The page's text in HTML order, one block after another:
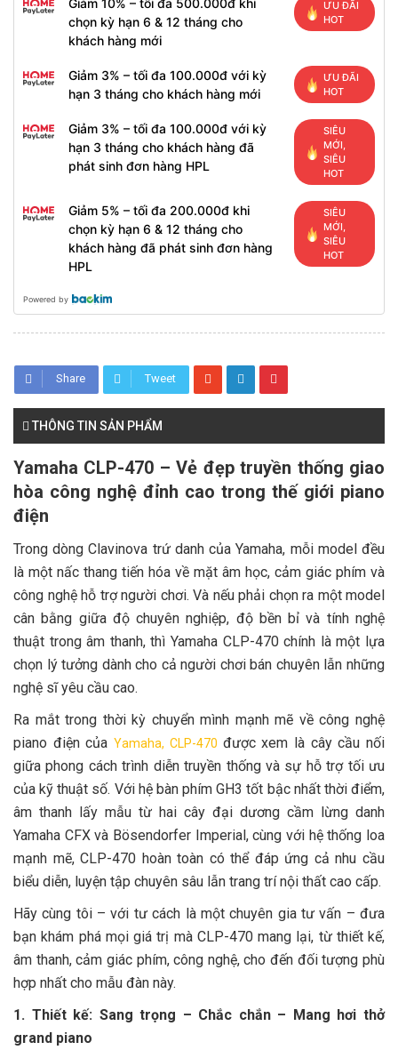
Giảm 10% – tối đa 500.000đ khi
chọn kỳ hạn 6 & 12 tháng cho
khách hàng mới
ƯU ĐÃI
HOT
Giảm 3% – tối đa 100.000đ với kỳ
hạn 3 tháng cho khách hàng mới
ƯU ĐÃI
HOT
Giảm 3% – tối đa 100.000đ với kỳ
hạn 3 tháng cho khách hàng đã
phát sinh đơn hàng HPL
SIÊU
MỚI,
SIÊU
HOT
Giảm 5% – tối đa 200.000đ khi
chọn kỳ hạn 6 & 12 tháng cho
khách hàng đã phát sinh đơn hàng
HPL
SIÊU
MỚI,
SIÊU
HOT
Powered by
Share Tweet
THÔNG TIN SẢN PHẨM
Yamaha CLP-470 – Vẻ đẹp truyền thống giao
hòa công nghệ đỉnh cao trong thế giới piano
điện
Trong dòng Clavinova trứ danh của Yamaha, mỗi model đều
là một nấc thang tiến hóa về mặt âm học, cảm giác phím và
công nghệ hỗ trợ người chơi. Và nếu phải chọn ra một model
cân bằng giữa độ chuyên nghiệp, độ bền bỉ và tính nghệ
thuật trong âm thanh, thì Yamaha CLP-470 chính là một lựa
chọn lý tưởng dành cho cả người chơi bán chuyên lẫn những
nghệ sĩ yêu cầu cao.
Ra mắt trong thời kỳ chuyển mình mạnh mẽ về công nghệ
piano điện củaYamaha, CLP-470 được xem là cây cầu nối
giữa phong cách trình diễn truyền thống và sự hỗ trợ tối ưu
của kỹ thuật số. Với hệ bàn phím GH3 tốt bậc nhất thời điểm,
âm thanh lấy mẫu từ hai cây đại dương cầm lừng danh
Yamaha CFX và Bösendorfer Imperial, cùng với hệ thống loa
mạnh mẽ, CLP-470 hoàn toàn có thể đáp ứng cả nhu cầu
biểu diễn, luyện tập chuyên sâu lẫn trang trí nội thất cao cấp.
Hãy cùng tôi – với tư cách là một chuyên gia tư vấn – đưa
bạn khám phá mọi giá trị mà CLP-470 mang lại, từ thiết kế,
âm thanh, cảm giác phím, công nghệ, cho đến đối tượng phù
hợp nhất cho mẫu đàn này.
1. Thiết kế: Sang trọng – Chắc chắn – Mang hơi thở
grand piano